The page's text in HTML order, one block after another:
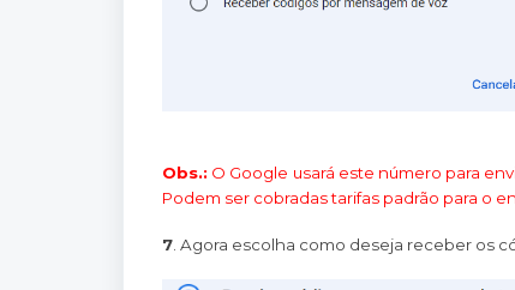
Obs.: O Google usará este número para
Podem ser cobradas tarifas padrão para o
7. Agora escolha como deseja receber os